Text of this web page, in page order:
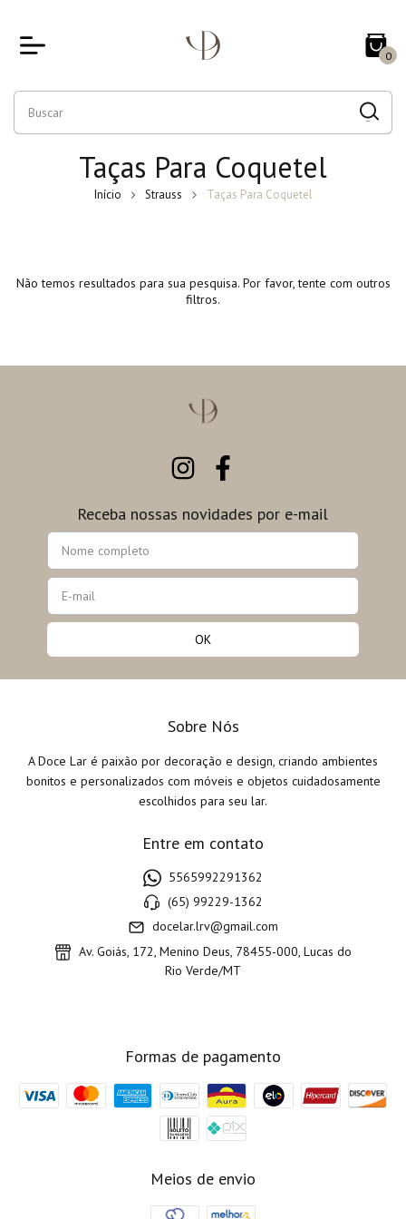
0
Taças Para Coquetel
Início Strauss Taças Para Coquetel
Não temos resultados para sua pesquisa. Por favor, tente com outros
filtros.
Receba nossas novidades por e-mail
Sobre Nós
A Doce Lar é paixão por decoração e design, criando ambientes
bonitos e personalizados com móveis e objetos cuidadosamente
escolhidos para seu lar.
Entre em contato
5565992291362
(65) 99229-1362
docelar.lrv@gmail.com
Av. Goiás, 172, Menino Deus, 78455-000, Lucas do
Rio Verde/MT
Formas de pagamento
Meios de envio